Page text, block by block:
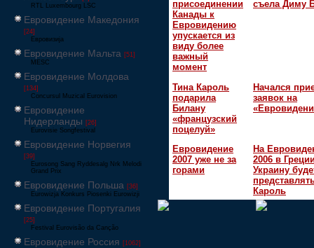
RTL Luxembourg LSC
Евровидение Македония
[24]
Евровизија
Евровидение Мальта [51]
MESC
Евровидение Молдова
[134]
Concursul Muzical Eurovision
Евровидение
Нидерланды [26]
Eurovisie Songfestival
Евровидение Норвегия
[39]
Eurosong Sang Ryddesalg Nrk Melodi
Grand Prix
Евровидение Польша [36]
Eurowizja Konkurs Piosenki Eurowizji
Евровидение Португалия
[25]
Festival Eurovisão da Canção
Евровидение Россия [1062]
присоединении
Канады к
Евровидению
упускается из
виду более
важный
момент
съела Диму
Тина Кароль
подарила
Билану
«французский
поцелуй»
Начался
заявок на
Евровидение
2007 уже не за
горами
На
2006 в
Украину
Кароль